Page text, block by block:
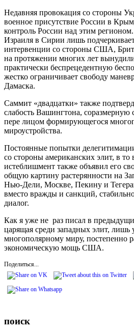
Недавняя провокация со стороны
военное присутствие России в
контроль России над этим
Израиля в Сирии лишь
интервенции со стороны США,
на протяжении многих лет
практически беспрецедентную
жестко ограничивает свободу
Дамаска.
Саммит «двадцатки» также
слабость Вашингтона, соразмерную
пере лицом формирующегося
мироустройства.
Постоянные попытки
со стороны американских элит, в то
истеблишмент также объявил его
общую картину растерянности на
Нью-Дели, Москве, Пекину и
вместо вражды и санкций,
диалог.
Как я уже не раз писал в
царящая среди западных элит, лишь
многополярному миру, постепенно
экономическую мощь США.
Поделиться...
поиск